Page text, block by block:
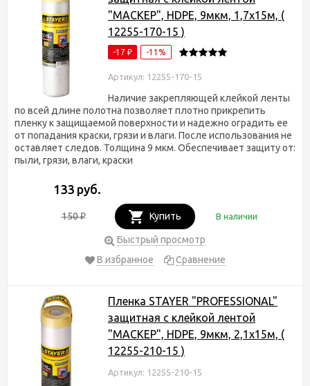
"МАСКЕР", HDPE, 9мкм, 1,7х15м, (
12255-170-15 )
-17 ₽ -11%
Артикул: 12255-170-15
Наличие закрепляющей клейкой ленты
по всей длине полотна позволяет плотно прикрепить
пленку к защищаемой поверхности и надежно оградить ее
от попадания краски, грязи и влаги. После использования не
оставляет следов. Толщина 9 мкм. Обеспечивает защиту от:
пыли, грязи, влаги, краски
133 руб.
150₽ Купить В наличии
Быстрый просмотр
В избранное
Сравнение
Пленка STAYER "PROFESSIONAL"
защитная с клейкой лентой
"МАСКЕР", HDPE, 9мкм, 2,1х15м, (
12255-210-15 )
Артикул: 12255-210-15